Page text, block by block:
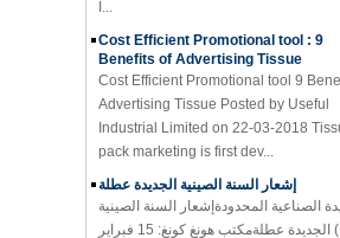
Cost Efficient Promotional tool : 9
Benefits of Advertising Tissue
Cost Efficient Promotional tool 9
Advertising Tissue Posted by Useful
Industrial Limited on 22-03-2018
pack marketing is first dev...
إشعار السنة الصينية الجديدة عطلة
الصناعية المحدودةإشعار السنة الصينية
15 فبراير (...